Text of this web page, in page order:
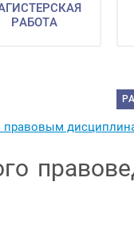
РАБОТА
правовым